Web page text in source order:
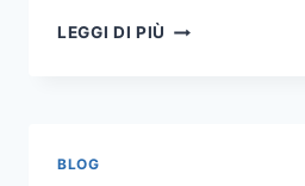
LEGGI DI PIÙ COME
BLOG